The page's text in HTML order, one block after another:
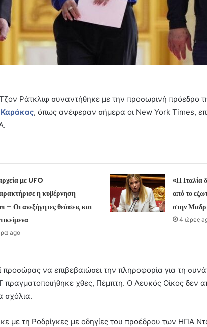
Ράτκλιφ συναντήθηκε με την προσωρινή πρόεδρο
Καράκας, όπως ανέφεραν σήμερα οι New York Times,
με UFO
η κυβέρνηση
– Οι ανεξήγητες θεάσεις και
ago
«Η Ιταλία
από το
στην
4 ώρες
να επιβεβαιώσει την πληροφορία για τη
χθες, Πέμπτη. Ο Λευκός Οίκος δεν
σχόλια.
με τη Ροδρίγκες με οδηγίες του προέδρου των ΗΠΑ